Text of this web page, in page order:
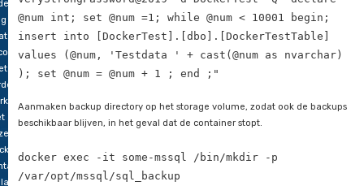
tools/bin/sqlcmd -S localhost -U sa -P
VeryStrongPassword@2019 -d DockerTest -Q
count(*) from DockerTestTable"
Leegmaken test tabel en vullen met iets meer data